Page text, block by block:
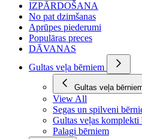
IZPĀRDOŠANA
No pat dzimšanas
Aprūpes piederumi
Populāras preces
DĀVANAS
Gultas veļa bērniem
Gultas veļa
View All
Segas un spilveni
Gultas veļas komplekti
Palagi bērniem